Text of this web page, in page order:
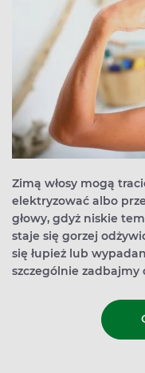
Zimą włosy mogą
elektryzować albo
głowy, gdyż niskie
staje się gorzej
się łupież lub
szczególnie zadbajmy